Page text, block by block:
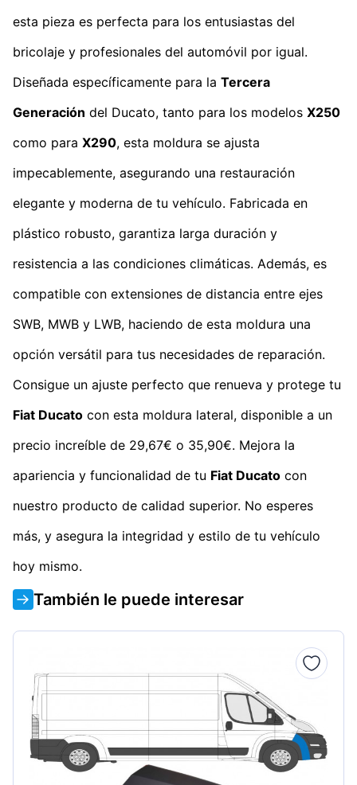
esta pieza es perfecta para los entusiastas del
bricolaje y profesionales del automóvil por igual.
Diseñada específicamente para la Tercera
Generación del Ducato, tanto para los modelos X250
como para X290, esta moldura se ajusta
impecablemente, asegurando una restauración
elegante y moderna de tu vehículo. Fabricada en
plástico robusto, garantiza larga duración y
resistencia a las condiciones climáticas. Además, es
compatible con extensiones de distancia entre ejes
SWB, MWB y LWB, haciendo de esta moldura una
opción versátil para tus necesidades de reparación.
Consigue un ajuste perfecto que renueva y protege tu
Fiat Ducato con esta moldura lateral, disponible a un
precio increíble de 29,67€ o 35,90€. Mejora la
apariencia y funcionalidad de tu Fiat Ducato con
nuestro producto de calidad superior. No esperes
más, y asegura la integridad y estilo de tu vehículo
hoy mismo.
También le puede interesar